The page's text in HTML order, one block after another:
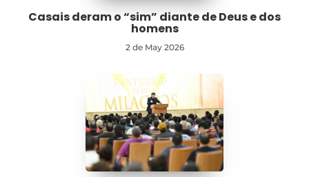
Casais deram o “sim” diante de Deus e dos
homens
2 de May 2026